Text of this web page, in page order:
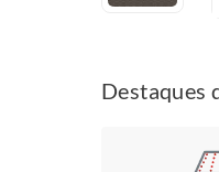
Destaques